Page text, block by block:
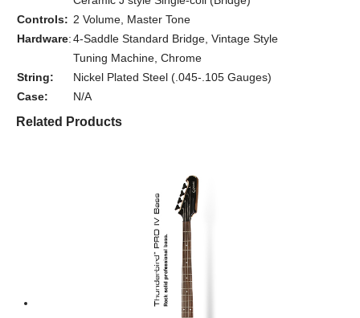
Controls: 2 Volume, Master Tone
Hardware:4-Saddle Standard Bridge, Vintage Style
Tuning Machine, Chrome
String:
Nickel Plated Steel (.045-.105 Gauges)
Case:
N/A
Related Products